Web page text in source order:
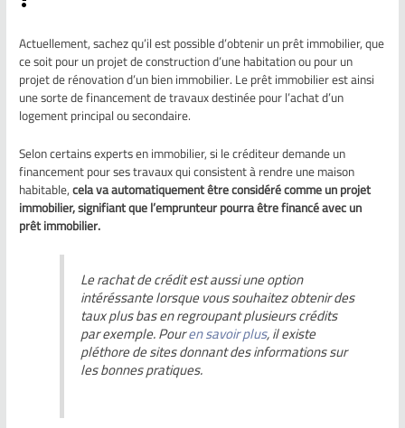
Actuellement, sachez qu’il est possible d’obtenir un prêt immobilier, que
ce soit pour un projet de construction d’une habitation ou pour un
projet de rénovation d’un bien immobilier. Le prêt immobilier est ainsi
une sorte de financement de travaux destinée pour l’achat d’un
logement principal ou secondaire.
Selon certains experts en immobilier, si le créditeur demande un
financement pour ses travaux qui consistent à rendre une maison
habitable,cela va automatiquement être considéré comme un projet
immobilier, signifiant que l’emprunteur pourra être financé avec un
prêt immobilier.
Le rachat de crédit est aussi une option
intéréssante lorsque vous souhaitez obtenir des
taux plus bas en regroupant plusieurs crédits
par exemple. Pouren savoir plus, il existe
pléthore de sites donnant des informations sur
les bonnes pratiques.